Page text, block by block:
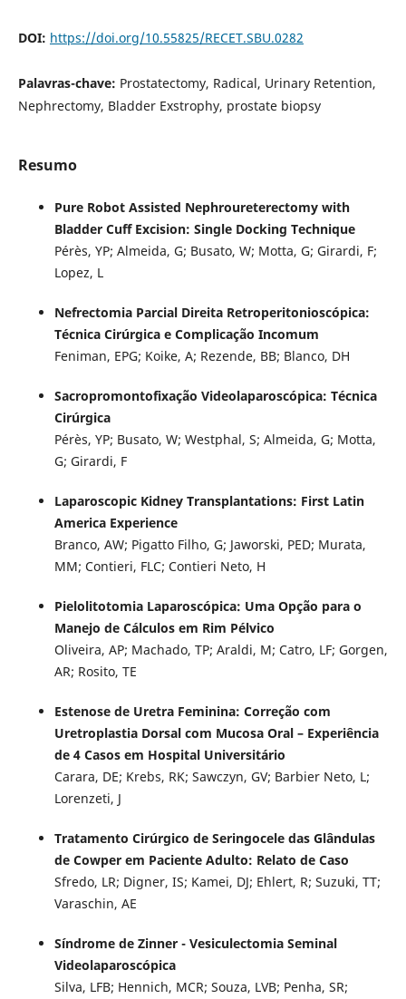
DOI: https://doi.org/10.55825/RECET.SBU.0282
Palavras-chave: Prostatectomy, Radical, Urinary Retention,
Nephrectomy, Bladder Exstrophy, prostate biopsy
Resumo
Pure Robot Assisted Nephroureterectomy with
Bladder Cuff Excision: Single Docking Technique
Pérès, YP; Almeida, G; Busato, W; Motta, G; Girardi, F;
Lopez, L
Nefrectomia Parcial Direita Retroperitonioscópica:
Técnica Cirúrgica e Complicação Incomum
Feniman, EPG; Koike, A; Rezende, BB; Blanco, DH
Sacropromontofixação Videolaparoscópica: Técnica
Cirúrgica
Pérès, YP; Busato, W; Westphal, S; Almeida, G; Motta,
G; Girardi, F
Laparoscopic Kidney Transplantations: First Latin
America Experience
Branco, AW; Pigatto Filho, G; Jaworski, PED; Murata,
MM; Contieri, FLC; Contieri Neto, H
Pielolitotomia Laparoscópica: Uma Opção para o
Manejo de Cálculos em Rim Pélvico
Oliveira, AP; Machado, TP; Araldi, M; Catro, LF; Gorgen,
AR; Rosito, TE
Estenose de Uretra Feminina: Correção com
Uretroplastia Dorsal com Mucosa Oral – Experiência
de 4 Casos em Hospital Universitário
Carara, DE; Krebs, RK; Sawczyn, GV; Barbier Neto, L;
Lorenzeti, J
Tratamento Cirúrgico de Seringocele das Glândulas
de Cowper em Paciente Adulto: Relato de Caso
Sfredo, LR; Digner, IS; Kamei, DJ; Ehlert, R; Suzuki, TT;
Varaschin, AE
Síndrome de Zinner - Vesiculectomia Seminal
Videolaparoscópica
Silva, LFB; Hennich, MCR; Souza, LVB; Penha, SR;